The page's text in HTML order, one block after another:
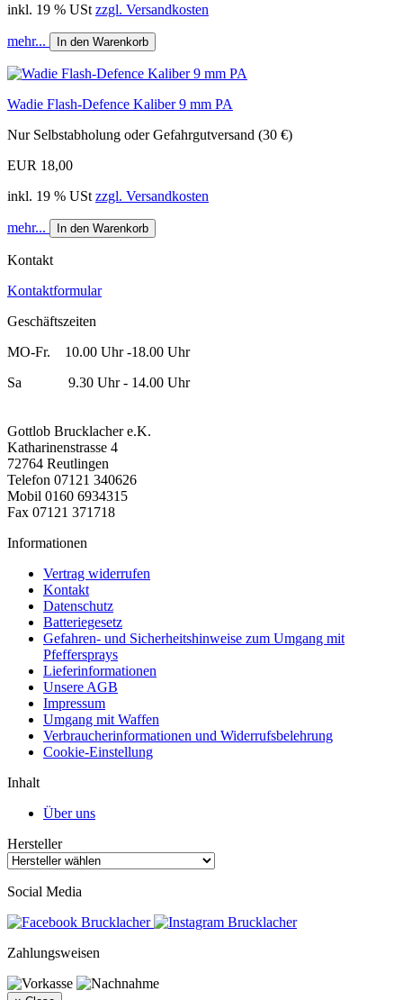
inkl. 19 % USt zzgl. Versandkosten
mehr... In den Warenkorb
Wadie Flash-Defence Kaliber 9 mm PA
Nur Selbstabholung oder Gefahrgutversand (30 €)
EUR 18,00
inkl. 19 % USt zzgl. Versandkosten
mehr... In den Warenkorb
Kontakt
Kontaktformular
Geschäftszeiten
MO-Fr. 10.00 Uhr -18.00 Uhr
Sa 9.30 Uhr - 14.00 Uhr
Gottlob Brucklacher e.K.
Katharinenstrasse 4
72764 Reutlingen
Telefon 07121 340626
Mobil 0160 6934315
Fax 07121 371718
Informationen
Vertrag widerrufen
Kontakt
Datenschutz
Batteriegesetz
Gefahren- und Sicherheitshinweise zum Umgang mit
Pfeffersprays
Lieferinformationen
Unsere AGB
Impressum
Umgang mit Waffen
Verbraucherinformationen und Widerrufsbelehrung
Cookie-Einstellung
Inhalt
Über uns
Hersteller
Social Media
Zahlungsweisen